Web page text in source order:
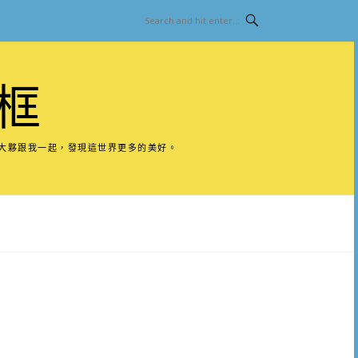
跟我一起，發現這世界更多的美好。